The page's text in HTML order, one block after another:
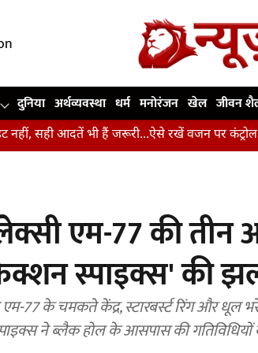
दुनिया अर्थव्यवस्था धर्म मनोरंजन खेल जीवन
आदतें भी हैं जरूरी...ऐसे रखें वजन पर कंट्रोल और रहें
एम-77 की तीन
स्पाइक्स' की
77 के चमकते केंद्र, स्टारबर्स्ट रिंग और धूल
ने ब्लैक होल के आसपास की